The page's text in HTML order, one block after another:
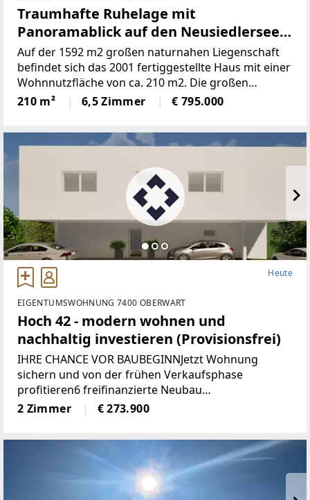
Traumhafte Ruhelage mit
Panoramablick auf den Neusiedlersee
(Provisionsfrei)
Auf der 1592 m2 großen naturnahen Liegenschaft
befindet sich das 2001 fertiggestellte Haus mit einer
Wohnnutzfläche von ca. 210 m2. Die großen
Fensterspenden viel Tageslicht und ermöglichen auf
mehreren Ebenen einenaußergewöhnlichen Blick
210 m² 6,5 Zimmer € 795.000
Heute
EIGENTUMSWOHNUNG 7400 OBERWART
Hoch 42 - modern wohnen und
nachhaltig investieren (Provisionsfrei)
IHRE CHANCE VOR BAUBEGINNJetzt Wohnung
sichern und von der frühen Verkaufsphase
profitieren6 freifinanzierte Neubau
EigentumswohnungenWohnungsgrößen von ca. 50
m² bis 68 m²Alle Wohnungen sind entweder mit
2 Zimmer € 273.900